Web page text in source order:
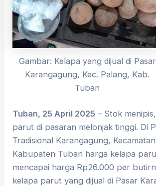
Gambar: Kelapa yang dijual di Pasar
Karangagung, Kec. Palang, Kab.
Tuban
Tuban, 25 April 2025 – Stok
parut di pasaran melonjak tinggi. Di
Tradisional Karangagung,
Kabupaten Tuban harga kelapa
mencapai harga Rp26.000 per
kelapa parut yang dijual di Pasar